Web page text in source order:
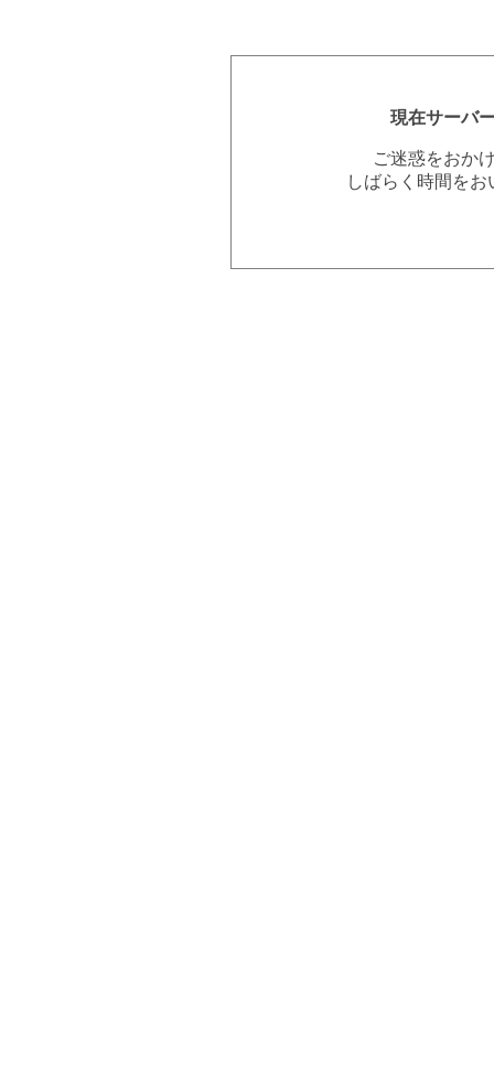
現在サーバ
ご迷惑をおか
しばらく時間を